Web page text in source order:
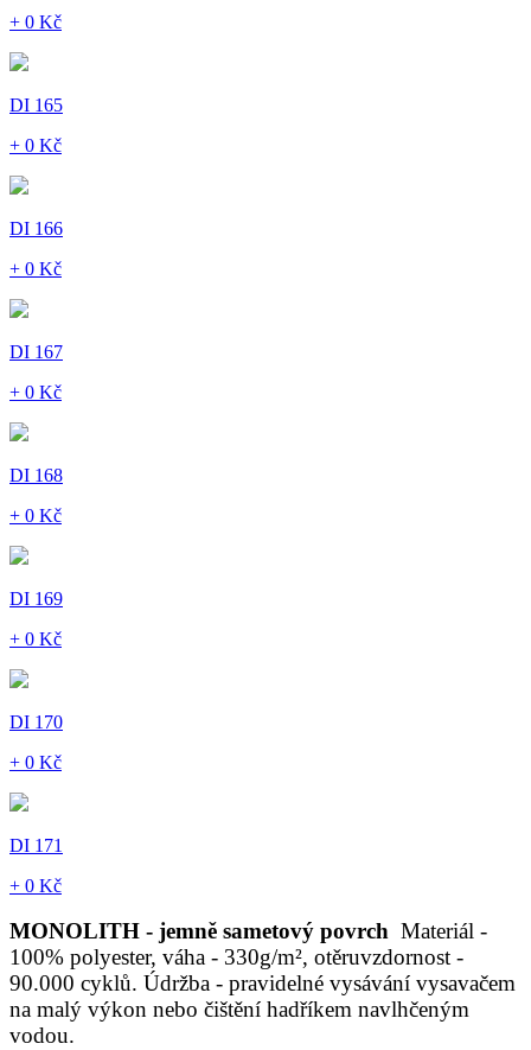
+ 0 Kč
DI 165
+ 0 Kč
DI 166
+ 0 Kč
DI 167
+ 0 Kč
DI 168
+ 0 Kč
DI 169
+ 0 Kč
DI 170
+ 0 Kč
DI 171
+ 0 Kč
MONOLITH - jemně sametový povrch Materiál -
100% polyester, váha - 330g/m², otěruvzdornost -
90.000 cyklů. Údržba - pravidelné vysávání vysavačem
na malý výkon nebo čištění hadříkem navlhčeným
vodou.